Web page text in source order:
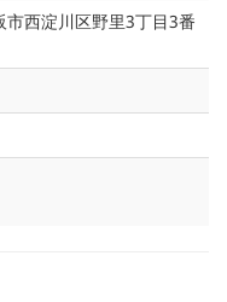
西淀川区野里3丁目3番